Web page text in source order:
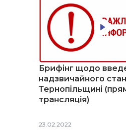
Брифінг щодо
надзвичайного
Тернопільщині
трансляція)
23.02.2022